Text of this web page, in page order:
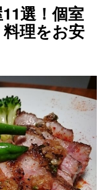
選！個室
理をお安